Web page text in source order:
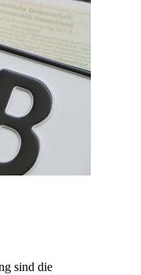
sind die